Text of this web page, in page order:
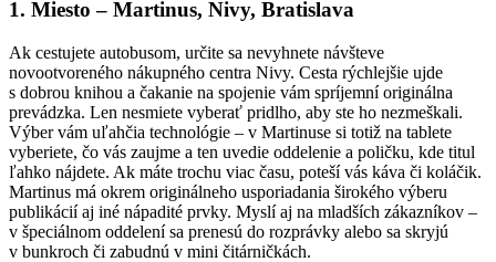
1. Miesto – Martinus, Nivy, Bratislava
Ak cestujete autobusom, určite sa nevyhnete návšteve
novootvoreného nákupného centra Nivy. Cesta rýchlejšie ujde
s dobrou knihou a čakanie na spojenie vám spríjemní originálna
prevádzka. Len nesmiete vyberať pridlho, aby ste ho nezmeškali.
Výber vám uľahčia technológie – v Martinuse si totiž na tablete
vyberiete, čo vás zaujme a ten uvedie oddelenie a poličku, kde titul
ľahko nájdete. Ak máte trochu viac času, poteší vás káva či koláčik.
Martinus má okrem originálneho usporiadania širokého výberu
publikácií aj iné nápadité prvky. Myslí aj na mladších zákazníkov –
v špeciálnom oddelení sa prenesú do rozprávky alebo sa skryjú
v bunkroch či zabudnú v mini čitárničkách.